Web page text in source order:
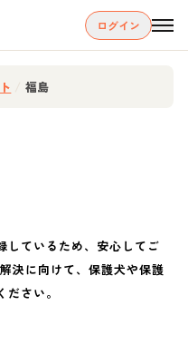
ログイン
福島
しているため、安心してご
決に向けて、保護犬や保護
さい。